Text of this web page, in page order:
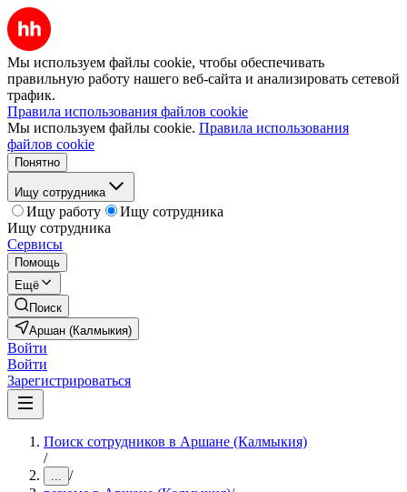
Мы используем файлы cookie, чтобы обеспечивать
правильную работу нашего веб-сайта и анализировать сетевой
трафик.
Правила использования файлов cookie
Мы используем файлы cookie. Правила использования
файлов cookie
Понятно
Ищу сотрудника
Ищу работу
Ищу сотрудника
Ищу сотрудника
Сервисы
Помощь
Ещё
Поиск
Аршан (Калмыкия)
Войти
Войти
Зарегистрироваться
Поиск сотрудников в Аршане (Калмыкия)
/
... /